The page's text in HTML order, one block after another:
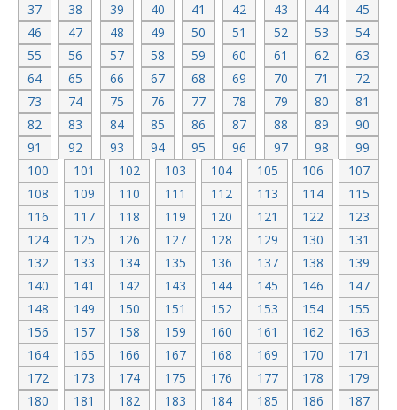
37
38 39 40 41 42 43 44
45
46
47 48 49 50 51 52 53
54
55
56 57 58 59 60 61 62
63
64
65 66 67 68 69 70 71
72
73
74 75 76 77 78 79 80
81
82
83 84 85 86 87 88 89
90
91
92 93 94 95 96 97 98
99
100
101 102 103 104 105 106
107
108
109 110 111 112 113 114
115
116
117 118 119 120 121 122
123
124
125 126 127 128 129 130
131
132
133 134 135 136 137 138
139
140
141 142 143 144 145 146
147
148
149 150 151 152 153 154
155
156
157 158 159 160 161 162
163
164
165 166 167 168 169 170
171
172
173 174 175 176 177 178
179
180
181 182 183 184 185 186
187